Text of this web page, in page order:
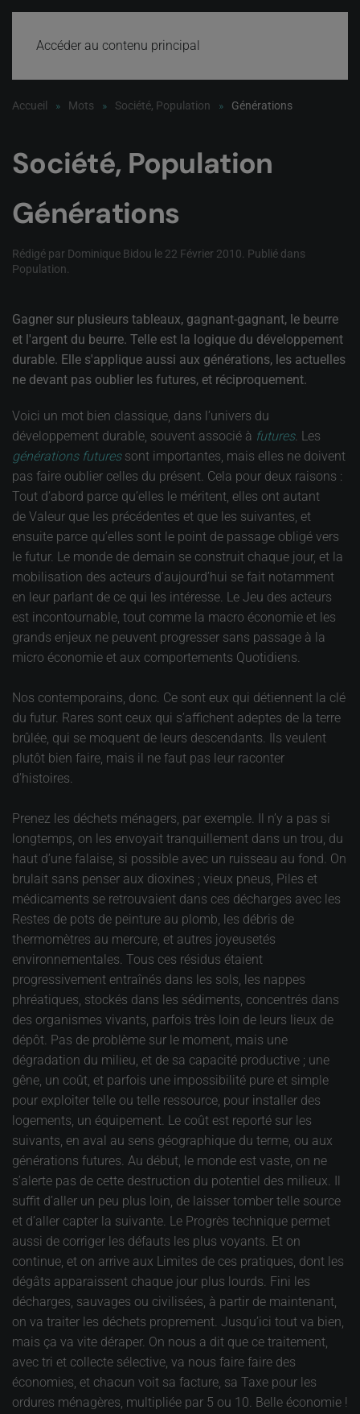
Accéder au contenu principal
Accueil Mots Société, Population Générations
Société, Population
Générations
Rédigé par Dominique Bidou le 22 Février 2010 . Publié dans
Population
Gagner sur plusieurs tableaux, gagnant-gagnant, le beurre
et l'argent du beurre. Telle est la logique du développement
durable. Elle s'applique aussi aux générations, les actuelles
ne devant pas oublier les futures, et réciproquement.
Voici un mot bien classique, dans l’univers du
développement durable, souvent associé à futures. Les
générations futuressont importantes, mais elles ne doivent
pas faire oublier celles du présent. Cela pour deux raisons :
Tout d’abord parce qu’elles le méritent, elles ont autant
de Valeur que les précédentes et que les suivantes, et
ensuite parce qu’elles sont le point de passage obligé vers
le futur. Le monde de demain se construit chaque jour, et la
mobilisation des acteurs d’aujourd’hui se fait notamment
en leur parlant de ce qui les intéresse. Le Jeu des acteurs
est incontournable, tout comme la macro économie et les
grands enjeux ne peuvent progresser sans passage à la
micro économie et aux comportements Quotidiens.
Nos contemporains, donc. Ce sont eux qui détiennent la clé
du futur. Rares sont ceux qui s’affichent adeptes de la terre
brûlée, qui se moquent de leurs descendants. Ils veulent
plutôt bien faire, mais il ne faut pas leur raconter
d’histoires.
Prenez les déchets ménagers, par exemple. Il n’y a pas si
longtemps, on les envoyait tranquillement dans un trou, du
haut d’une falaise, si possible avec un ruisseau au fond. On
brulait sans penser aux dioxines ; vieux pneus, Piles et
médicaments se retrouvaient dans ces décharges avec les
Restes de pots de peinture au plomb, les débris de
thermomètres au mercure, et autres joyeusetés
environnementales. Tous ces résidus étaient
progressivement entraînés dans les sols, les nappes
phréatiques, stockés dans les sédiments, concentrés dans
des organismes vivants, parfois très loin de leurs lieux de
dépôt. Pas de problème sur le moment, mais une
dégradation du milieu, et de sa capacité productive ; une
gêne, un coût, et parfois une impossibilité pure et simple
pour exploiter telle ou telle ressource, pour installer des
logements, un équipement. Le coût est reporté sur les
suivants, en aval au sens géographique du terme, ou aux
générations futures. Au début, le monde est vaste, on ne
s’alerte pas de cette destruction du potentiel des milieux. Il
suffit d’aller un peu plus loin, de laisser tomber telle source
et d’aller capter la suivante. Le Progrès technique permet
aussi de corriger les défauts les plus voyants. Et on
continue, et on arrive aux Limites de ces pratiques, dont les
dégâts apparaissent chaque jour plus lourds. Fini les
décharges, sauvages ou civilisées, à partir de maintenant,
on va traiter les déchets proprement. Jusqu’ici tout va bien,
mais ça va vite déraper. On nous a dit que ce traitement,
avec tri et collecte sélective, va nous faire faire des
économies, et chacun voit sa facture, sa Taxe pour les
ordures ménagères, multipliée par 5 ou 10. Belle économie !